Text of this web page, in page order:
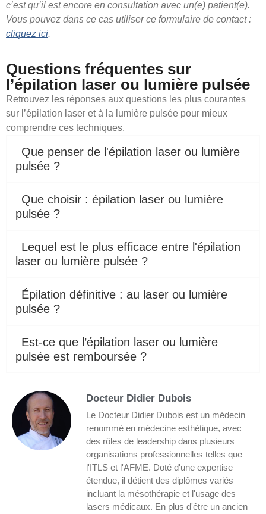
c’est qu’il est encore en consultation avec un(e) patient(e).
Vous pouvez dans ce cas utiliser ce formulaire de contact :
cliquez ici.
Questions fréquentes sur
l’épilation laser ou lumière pulsée
Retrouvez les réponses aux questions les plus courantes
sur l’épilation laser et à la lumière pulsée pour mieux
comprendre ces techniques.
Que penser de l'épilation laser ou lumière
pulsée ?
Que choisir : épilation laser ou lumière
pulsée ?
Lequel est le plus efficace entre l'épilation
laser ou lumière pulsée ?
Épilation définitive : au laser ou lumière
pulsée ?
Est-ce que l’épilation laser ou lumière
pulsée est remboursée ?
Docteur Didier Dubois
Le Docteur Didier Dubois est un médecin
renommé en médecine esthétique, avec
des rôles de leadership dans plusieurs
organisations professionnelles telles que
l'ITLS et l'AFME. Doté d'une expertise
étendue, il détient des diplômes variés
incluant la mésothérapie et l'usage des
lasers médicaux. En plus d'être un ancien